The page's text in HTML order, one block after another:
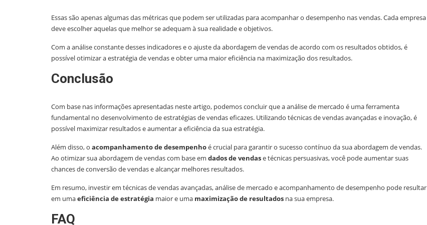
Essas são apenas algumas das métricas que podem ser utilizadas para acompanhar o desempenho nas vendas. Cada empresa
deve escolher aquelas que melhor se adequam à sua realidade e objetivos.
Com a análise constante desses indicadores e o ajuste da abordagem de vendas de acordo com os resultados obtidos, é
possível otimizar a estratégia de vendas e obter uma maior eficiência na maximização dos resultados.
Conclusão
Com base nas informações apresentadas neste artigo, podemos concluir que a análise de mercado é uma ferramenta
fundamental no desenvolvimento de estratégias de vendas eficazes. Utilizando técnicas de vendas avançadas e inovação, é
possível maximizar resultados e aumentar a eficiência da sua estratégia.
Além disso, o acompanhamento de desempenhoé crucial para garantir o sucesso contínuo da sua abordagem de vendas.
Ao otimizar sua abordagem de vendas com base em dados de vendase técnicas persuasivas, você pode aumentar suas
chances de conversão de vendas e alcançar melhores resultados.
Em resumo, investir em técnicas de vendas avançadas, análise de mercado e acompanhamento de desempenho pode resultar
em umaeficiência de estratégia maior e uma maximização de resultados na sua empresa.
FAQ